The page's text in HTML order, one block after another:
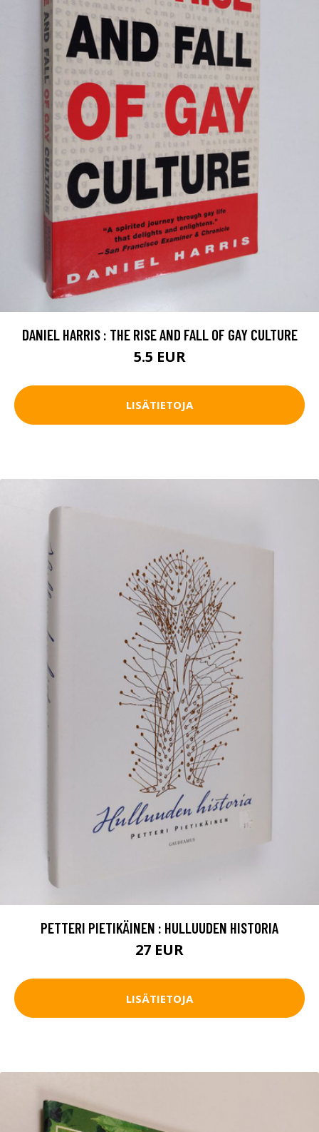
DANIEL HARRIS : THE RISE AND FALL OF GAY CULTURE
5.5 EUR
LISÄTIETOJA
PETTERI PIETIKÄINEN : HULLUUDEN HISTORIA
27 EUR
LISÄTIETOJA